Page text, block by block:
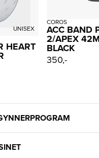
UNISEX
HEART
COROS
ACC BAND
2/APEX
BLACK
350,-